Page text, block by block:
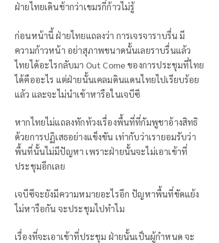
ฝ่ายไทยเดินช้ากว่าเขมรกี่ก้าวไม่รู้
ก่อนหน้านี้ ฝ่ายไทยแถลงว่า การเจรจาราบรื่น มี
ความก้าวหน้า อย่าสุภาพขนาดนั้นเลยราบรื่นแล้ว
ไทยได้อะไรกลับมา Out Come ของการประชุมที่ไทย
ได้คืออะไร แต่ฝ่ายนั้นเคลมดินแดนไทยไปเรียบร้อย
แล้ว และจะไม่นำเข้าหารือในเจบีซี
หากไทยไม่แถลงทักท้วงเรื่องพื้นที่ที่กัมพูชาอ้างสิทธิ
ด้วยการปฏิเสธอย่างแข็งขัน เท่ากับว่าเรายอมรับว่า
พื้นที่นั้นไม่มีปัญหา เพราะฝ่ายนั้นจะไม่เอาเข้าที่
ประชุมอีกเลย
เจบีซีจะยังมีความหมายอะไรอีก ปัญหาพื้นที่ขัดแย้ง
ไม่หารือกัน จะประชุมไปทำไม
เรื่องที่จะเอาเข้าที่ประชุม ฝ่ายนั้นเป็นผู้กำหนด จะ